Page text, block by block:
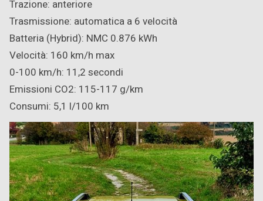
Trazione: anteriore
Trasmissione: automatica a 6 velocità
Batteria (Hybrid): NMC 0.876 kWh
Velocità: 160 km/h max
0-100 km/h: 11,2 secondi
Emissioni CO2: 115-117 g/km
Consumi: 5,1 l/100 km